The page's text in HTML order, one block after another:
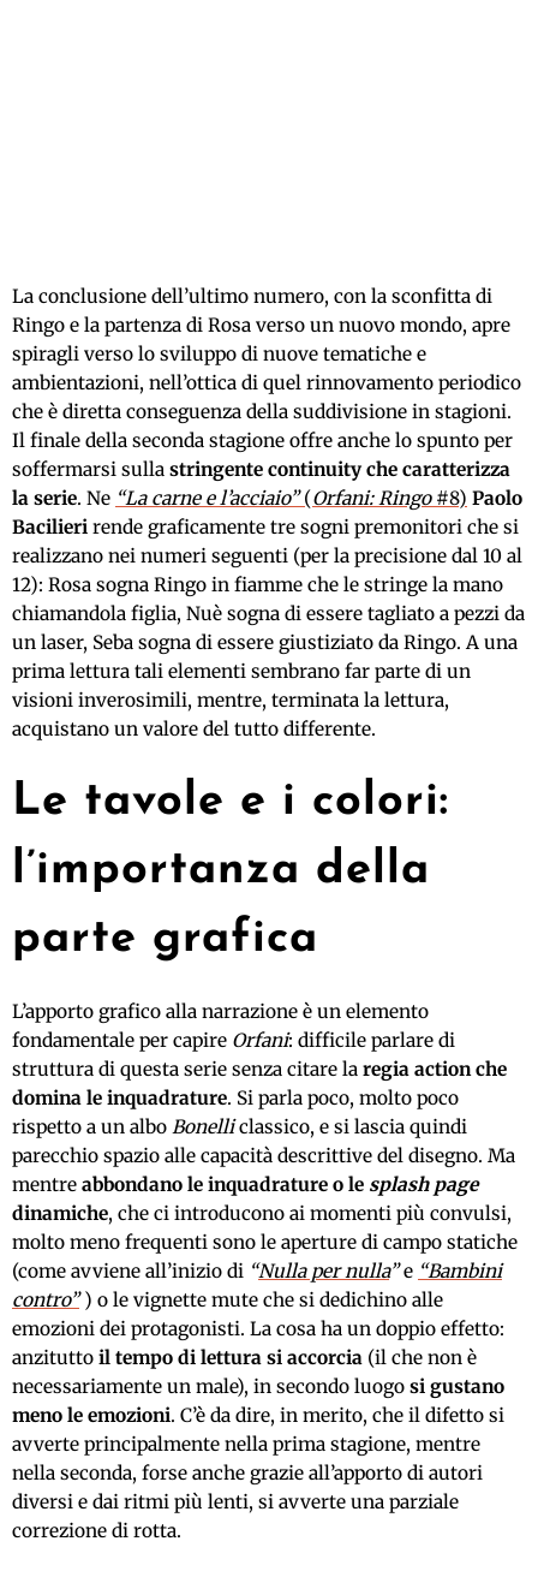
La conclusione dell’ultimo numero, con la sconfitta di
Ringo e la partenza di Rosa verso un nuovo mondo, apre
spiragli verso lo sviluppo di nuove tematiche e
ambientazioni, nell’ottica di quel rinnovamento periodico
che è diretta conseguenza della suddivisione in stagioni.
Il finale della seconda stagione offre anche lo spunto per
soffermarsi sulla stringente continuity che caratterizza
la serie. Ne “La carne e l’acciaio”(Orfani: Ringo#8) Paolo
Bacilieri rende graficamente tre sogni premonitori che si
realizzano nei numeri seguenti (per la precisione dal 10 al
12): Rosa sogna Ringo in fiamme che le stringe la mano
chiamandola figlia, Nuè sogna di essere tagliato a pezzi da
un laser, Seba sogna di essere giustiziato da Ringo. A una
prima lettura tali elementi sembrano far parte di un
visioni inverosimili, mentre, terminata la lettura,
acquistano un valore del tutto differente.
Le tavole e i colori:
l’importanza della
parte grafica
L’apporto grafico alla narrazione è un elemento
fondamentale per capire Orfani: difficile parlare di
struttura di questa serie senza citare la regia action che
domina le inquadrature. Si parla poco, molto poco
rispetto a un albo Bonelliclassico, e si lascia quindi
parecchio spazio alle capacità descrittive del disegno. Ma
mentre abbondano le inquadrature o le splash page
dinamiche, che ci introducono ai momenti più convulsi,
molto meno frequenti sono le aperture di campo statiche
(come avviene all’inizio di “Nulla per nulla”e “Bambini
contro”) o le vignette mute che si dedichino alle
emozioni dei protagonisti. La cosa ha un doppio effetto:
anzitutto il tempo di lettura si accorcia (il che non è
necessariamente un male), in secondo luogo si gustano
meno le emozioni. C’è da dire, in merito, che il difetto si
avverte principalmente nella prima stagione, mentre
nella seconda, forse anche grazie all’apporto di autori
diversi e dai ritmi più lenti, si avverte una parziale
correzione di rotta.